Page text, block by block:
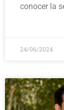
conocer la
24/06/2024